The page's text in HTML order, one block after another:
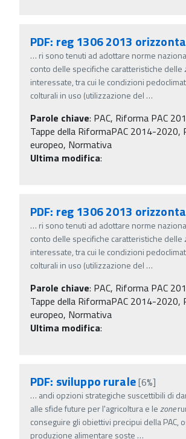
PDF: reg 1306 2013
… ri sono tenuti ad adottare norme
conto delle specifiche caratteristiche delle
interessate, tra cui le condizioni
colturali in uso (utilizzazione del …
Parole chiave: PAC, Riforma PAC
Tappe della RiformaPAC 2014-2020,
europeo, Normativa
Ultima modifica:
PDF: reg 1306 2013
… ri sono tenuti ad adottare norme
conto delle specifiche caratteristiche delle
interessate, tra cui le condizioni
colturali in uso (utilizzazione del …
Parole chiave: PAC, Riforma PAC
Tappe della RiformaPAC 2014-2020,
europeo, Normativa
Ultima modifica:
PDF: sviluppo rurale[6%]
… andi opzioni strategiche suscettibili di
alle sfide future per l'agricoltura e lezone
conseguire gli obiettivi precipui della PAC,
produzione alimentare soste …